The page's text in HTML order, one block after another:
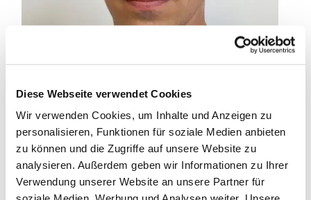
Diese Webseite verwendet Cookies
Wir verwenden Cookies, um Inhalte und Anzeigen zu
personalisieren, Funktionen für soziale Medien anbieten
zu können und die Zugriffe auf unsere Website zu
analysieren. Außerdem geben wir Informationen zu Ihrer
Verwendung unserer Website an unsere Partner für